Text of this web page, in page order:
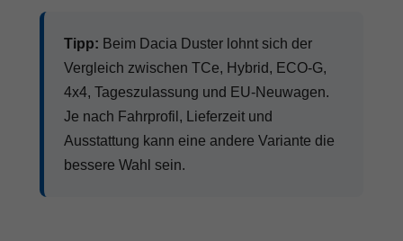
Tipp: Beim Dacia Duster lohnt sich der
Vergleich zwischen TCe, Hybrid, ECO-G,
4x4, Tageszulassung und EU-Neuwagen.
Je nach Fahrprofil, Lieferzeit und
Ausstattung kann eine andere Variante die
bessere Wahl sein.